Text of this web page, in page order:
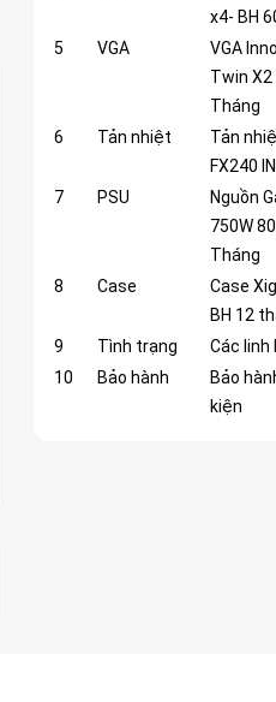
x4- BH
5
VGA
VGA
Twin X2
Tháng
6
Tản nhiệt
Tản
FX240
7
PSU
Nguồn
750W
Tháng
8
Case
Case
BH 12
9
Tình trạng
Các linh
10
Bảo hành
Bảo
kiện